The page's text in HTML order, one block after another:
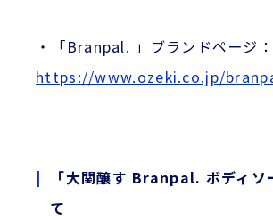
・「Branpal. 」ブランドページ：
https://www.ozeki.co.jp/
「大関醸す Branpal. ボディソ
て